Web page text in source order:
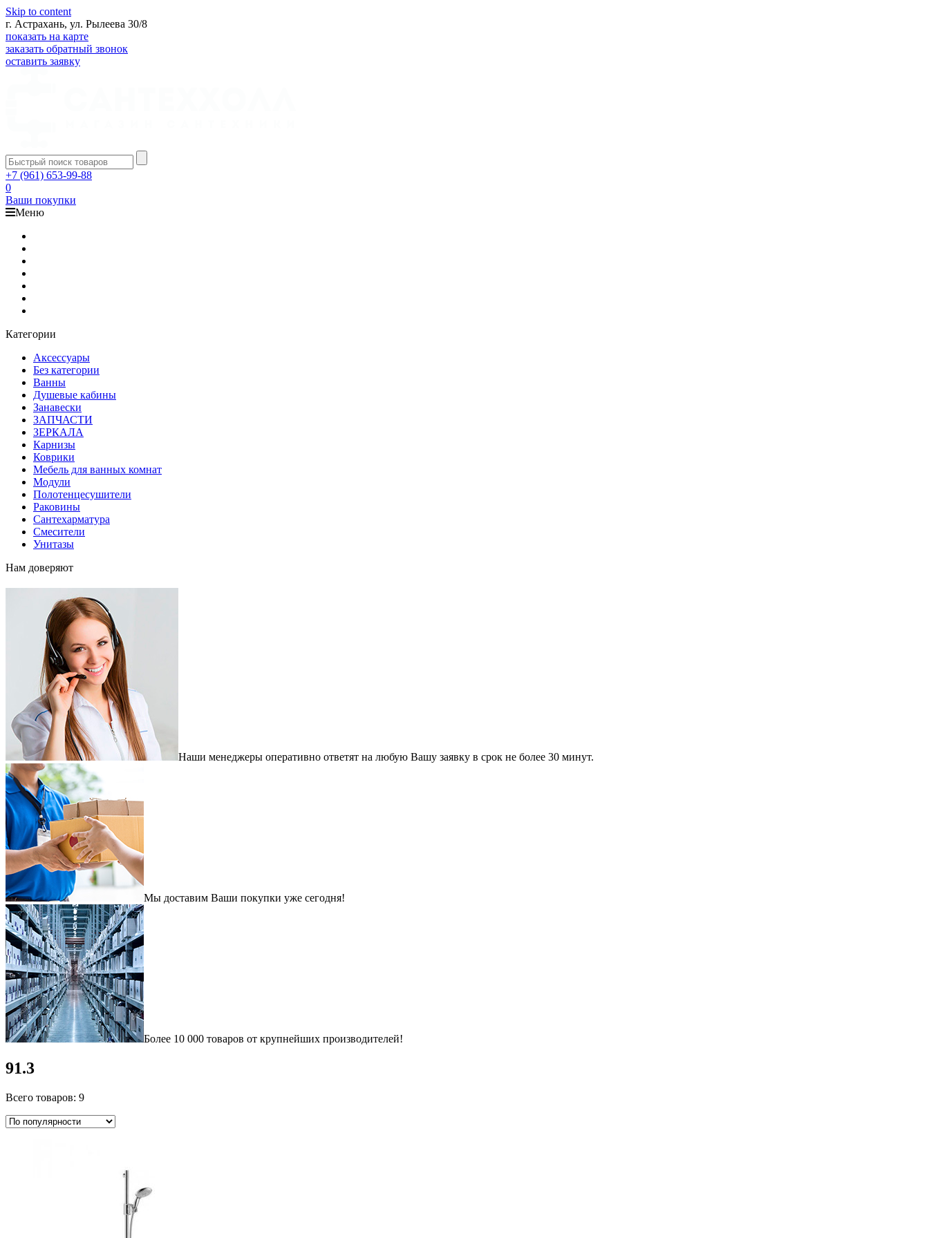
Skip to content
г. Астрахань, ул. Рылеева 30/8
показать на карте
заказать обратный звонок
оставить заявку
+7 (961) 653-99-88
0
Ваши покупки
Меню
Категории
Аксессуары
Без категории
Ванны
Душевые кабины
Занавески
ЗАПЧАСТИ
ЗЕРКАЛА
Карнизы
Коврики
Мебель для ванных комнат
Модули
Полотенцесушители
Раковины
Сантехарматура
Смесители
Унитазы
Нам доверяют
Наши менеджеры оперативно ответят на любую Вашу заявку в срок не более 30 минут.
Мы доставим Ваши покупки уже сегодня!
Более 10 000 товаров от крупнейших производителей!
91.3
Всего товаров: 9